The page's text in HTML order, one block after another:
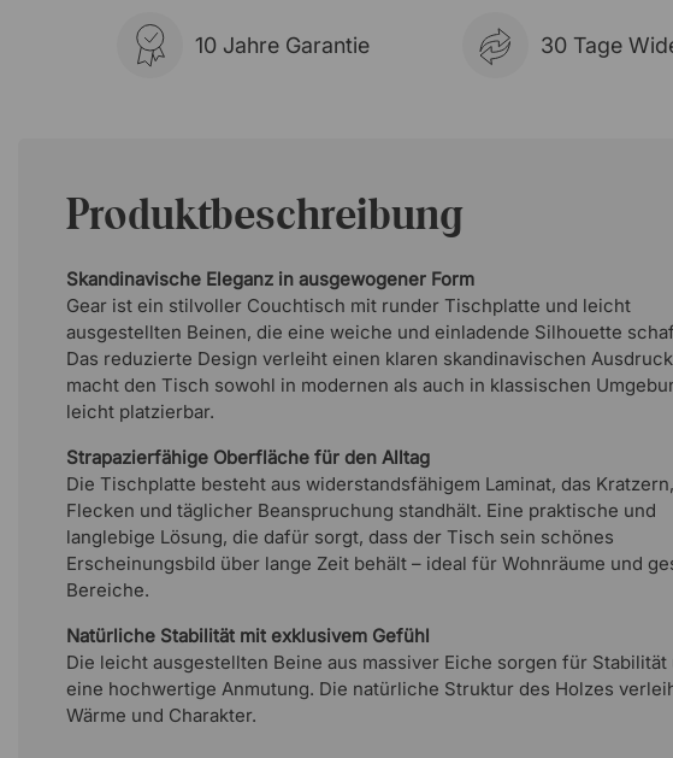
10 Jahre Garantie 30 Tage
Produktbeschreibung
Skandinavische Eleganz in ausgewogener Form
Gear ist ein stilvoller Couchtisch mit runder Tischplatte und leicht
ausgestellten Beinen, die eine weiche und einladende Silhouette
Das reduzierte Design verleiht einen klaren skandinavischen
macht den Tisch sowohl in modernen als auch in klassischen
leicht platzierbar.
Strapazierfähige Oberfläche für den Alltag
Die Tischplatte besteht aus widerstandsfähigem Laminat, das Kratzern,
Flecken und täglicher Beanspruchung standhält. Eine praktische und
langlebige Lösung, die dafür sorgt, dass der Tisch sein schönes
Erscheinungsbild über lange Zeit behält – ideal für Wohnräume und
Bereiche.
Natürliche Stabilität mit exklusivem Gefühl
Die leicht ausgestellten Beine aus massiver Eiche sorgen für Stabilität
eine hochwertige Anmutung. Die natürliche Struktur des Holzes
Wärme und Charakter.